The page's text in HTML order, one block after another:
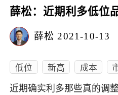
薛松：近期利多低位
薛松 2021-10-13
低位 新高 成本
近期确实利多那些真的调